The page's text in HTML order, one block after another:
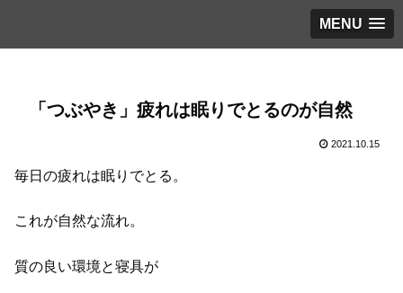
MENU
「つぶやき」疲れは眠りでとるのが自然
2021.10.15
毎日の疲れは眠りでとる。
これが自然な流れ。
質の良い環境と寝具が